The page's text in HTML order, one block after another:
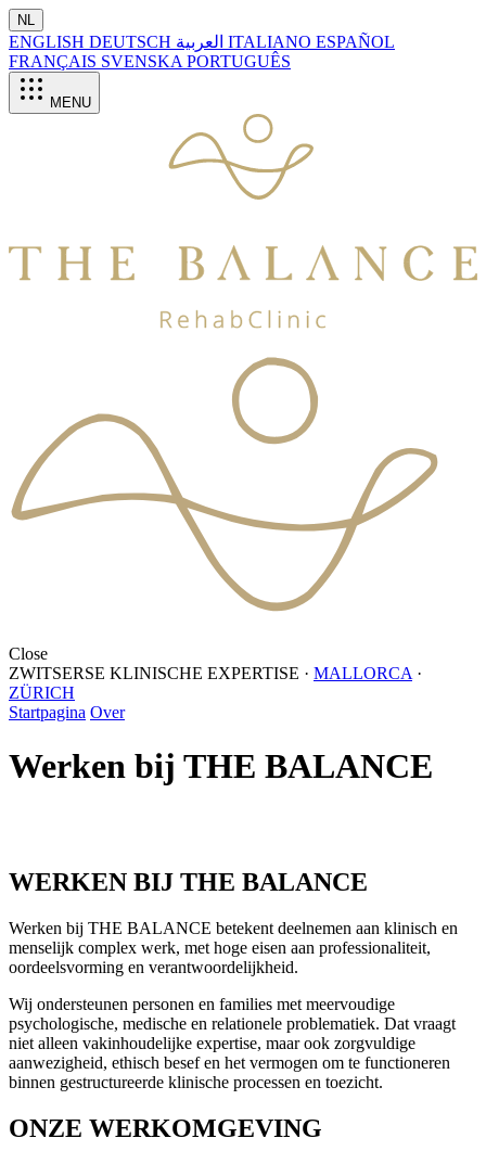
NL
ENGLISH DEUTSCH ITALIANO ESPAÑOL
FRANÇAIS SVENSKA PORTUGUÊS
MENU
Close
ZWITSERSE KLINISCHE EXPERTISE · MALLORCA ·
ZÜRICH
Startpagina Over
Werken bij THE BALANCE
WERKEN BIJ THE BALANCE
Werken bij THE BALANCE betekent deelnemen aan klinisch en
menselijk complex werk, met hoge eisen aan professionaliteit,
oordeelsvorming en verantwoordelijkheid.
Wij ondersteunen personen en families met meervoudige
psychologische, medische en relationele problematiek. Dat vraagt
niet alleen vakinhoudelijke expertise, maar ook zorgvuldige
aanwezigheid, ethisch besef en het vermogen om te functioneren
binnen gestructureerde klinische processen en toezicht.
ONZE WERKOMGEVING